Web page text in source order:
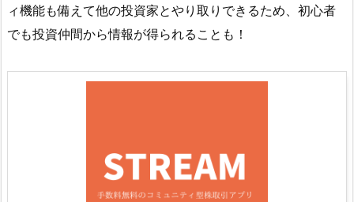
ィ機能も備えて他の投資家とやり取りできるため、初心者
でも投資仲間から情報が得られることも！